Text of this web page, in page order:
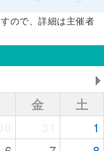
ので、詳細は主催者
金
土
1